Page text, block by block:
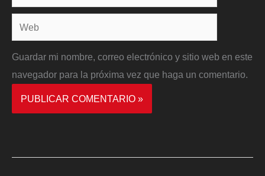
electrónico*
Web
Guardar mi nombre, correo electrónico y sitio web en este
navegador para la próxima vez que haga un comentario.